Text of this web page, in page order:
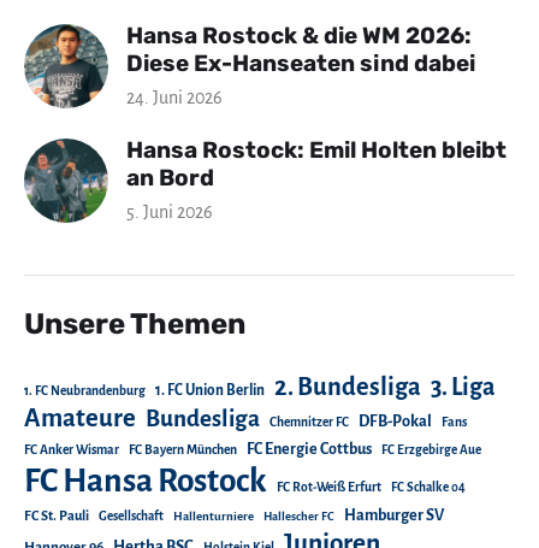
Hansa Rostock & die WM 2026:
Diese Ex-Hanseaten sind dabei
24. Juni 2026
Hansa Rostock: Emil Holten bleibt
an Bord
5. Juni 2026
Unsere Themen
1. FC Neubrandenburg 1. FC Union Berlin 2. Bundesliga 3. Liga
Amateure Bundesliga Chemnitzer FC DFB-Pokal Fans
FC Anker Wismar FC Bayern München FC Energie Cottbus FC Erzgebirge Aue
FC Hansa Rostock FC Rot-Weiß Erfurt FC Schalke 04
FC St. Pauli Gesellschaft Hallenturniere Hallescher FC Hamburger SV